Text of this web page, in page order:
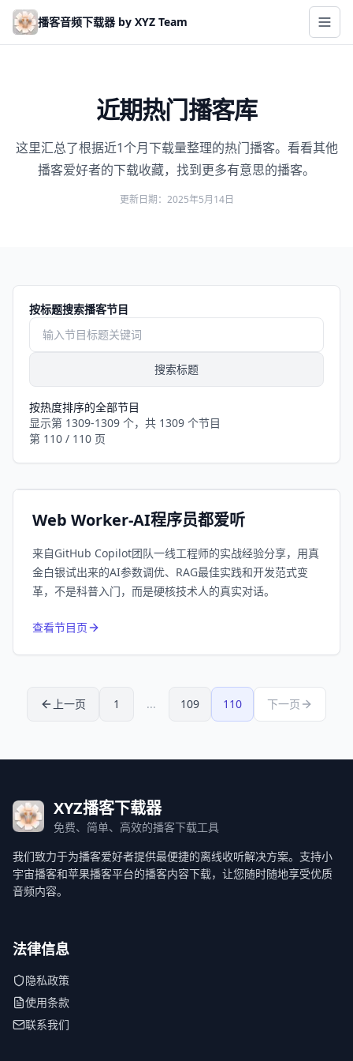
Skip to main content
播客音频下载器 by XYZ Team
近期热门播客库
这里汇总了根据近1个月下载量整理的热门播客。看看其他
播客爱好者的下载收藏，找到更多有意思的播客。
更新日期：2025年5月14日
按标题搜索播客节目
搜索标题
按热度排序的全部节目
显示第 1309-1309 个，共 1309 个节目
第 110 / 110 页
小宇宙
9086平台订阅
Web Worker-AI程序员都爱听
来自GitHub Copilot团队一线工程师的实战经验分享，用真
金白银试出来的AI参数调优、RAG最佳实践和开发范式变
革，不是科普入门，而是硬核技术人的真实对话。
查看节目页
上一页 1 ... 109 110 下一页
XYZ播客下载器
免费、简单、高效的播客下载工具
我们致力于为播客爱好者提供最便捷的离线收听解决方案。支持小
宇宙播客和苹果播客平台的播客内容下载，让您随时随地享受优质
音频内容。
法律信息
隐私政策
使用条款
联系我们